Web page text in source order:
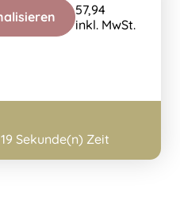
57,94
inkl. MwSt.
Sekunde(n) Zeit